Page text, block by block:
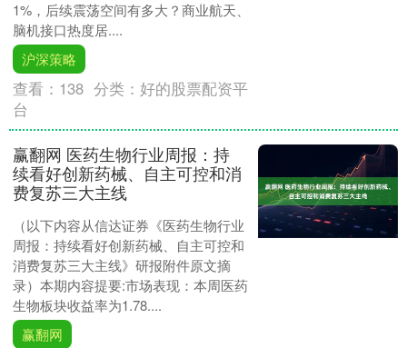
1%，后续震荡空间有多大？商业航天、
脑机接口热度居....
沪深策略
查看： 138 分类：好的股票配资平
台
赢翻网 医药生物行业周报：持
续看好创新药械、自主可控和消
费复苏三大主线
（以下内容从信达证券《医药生物行业
周报：持续看好创新药械、自主可控和
消费复苏三大主线》研报附件原文摘
录）本期内容提要:市场表现：本周医药
生物板块收益率为1.78....
赢翻网